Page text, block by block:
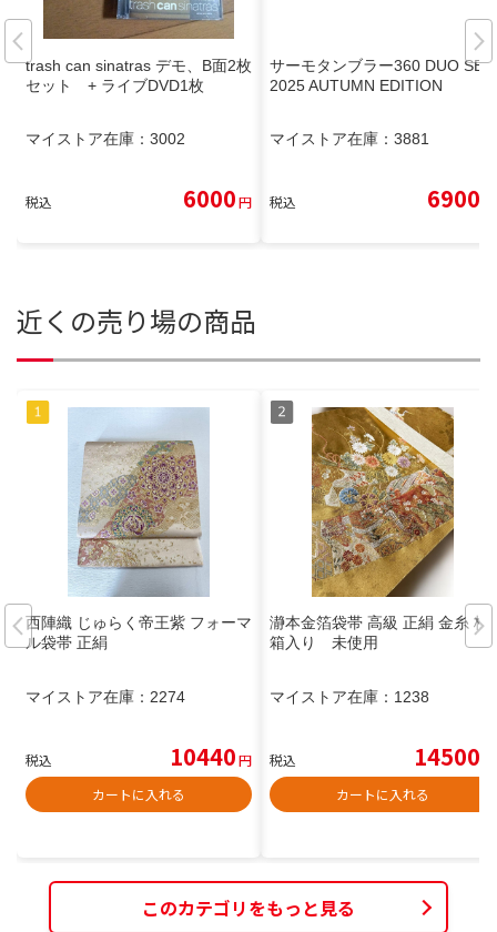
trash can sinatras デモ、B面2枚
セット + ライブDVD1枚
マイストア在庫： 3002
税込 6000円
サーモタンブラー360 DUO SET
2025 AUTUMN EDITION
マイストア在庫： 3881
税込 6900
近くの売り場の商品
西陣織 じゅらく帝王紫 フォーマ
ル袋帯 正絹
マイストア在庫： 2274
税込 10440円
カートに入れる
瀞本金箔袋帯 高級 正絹 金糸 桐
箱入り 未使用
マイストア在庫： 1238
税込 14500
カートに入れる
このカテゴリをもっと見る